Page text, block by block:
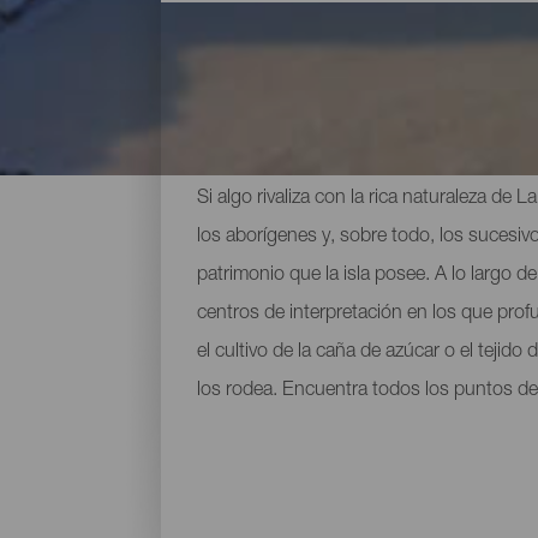
Si algo rivaliza con la rica naturaleza de
los aborígenes y, sobre todo, los
patrimonio que la isla posee. A lo largo
centros de interpretación en los que
el cultivo de la caña de azúcar o el tejido
los rodea. Encuentra todos los puntos